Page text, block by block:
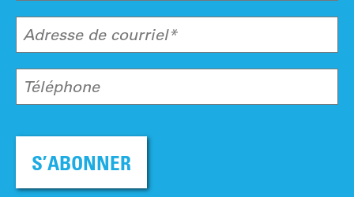
Adresse de courriel*
Téléphone
S’ABONNER